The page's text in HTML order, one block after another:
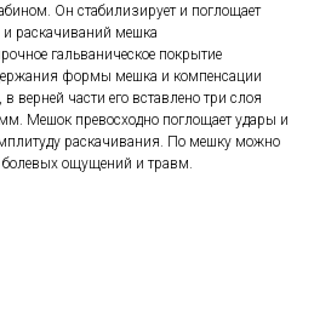
Он стабилизирует и поглощает
и раскачиваний мешка
гальваническое покрытие
формы мешка и компенсации
верней части его вставлено три слоя
Мешок превосходно поглощает удары и
раскачивания. По мешку можно
болевых ощущений и травм.